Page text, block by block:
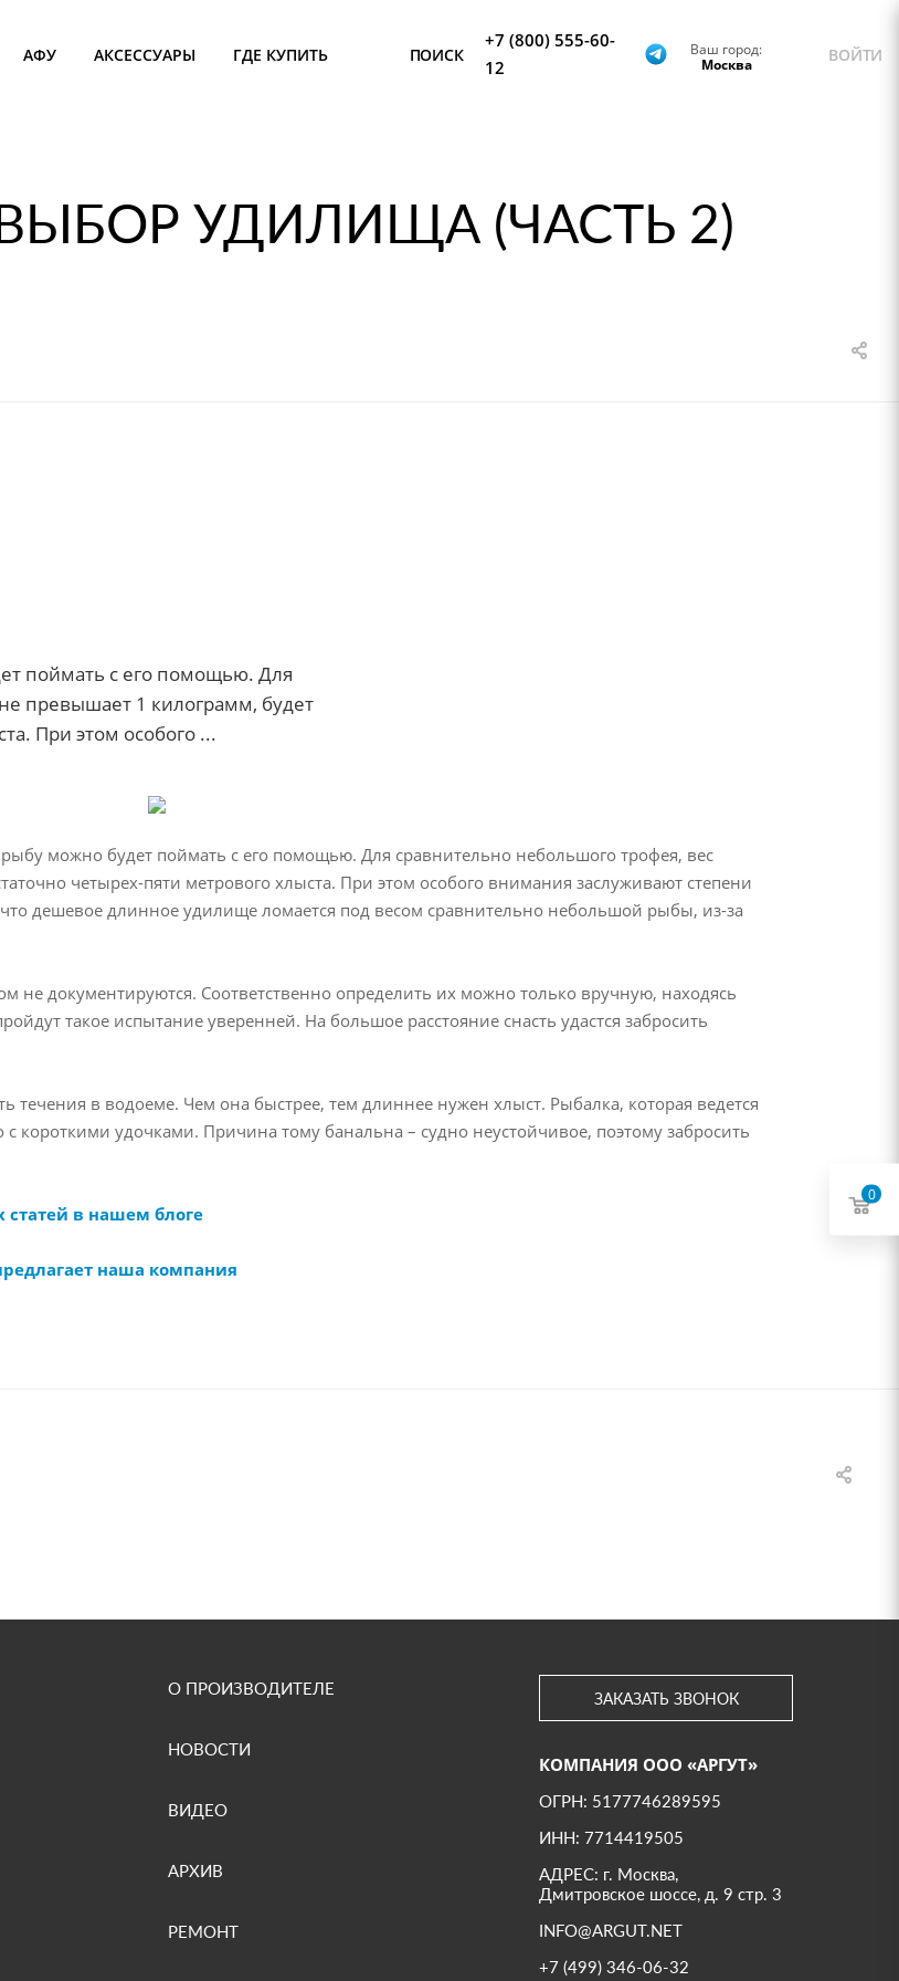
АФУ АКСЕССУАРЫ ГДЕ КУПИТЬ ПОИСК
+7 (800) 555-60-
12
Ваш город:
Москва
ВОЙТИ
УДИЛИЩА (ЧАСТЬ 2)
поймать с его помощью. Для
превышает 1 килограмм, будет
При этом особого ...
можно будет поймать с его помощью. Для сравнительно небольшого трофея, вес
четырех-пяти метрового хлыста. При этом особого внимания заслуживают степени
что дешевое длинное удилище ломается под весом сравнительно небольшой рыбы, из-за
не документируются. Соответственно определить их можно только вручную, находясь
такое испытание уверенней. На большое расстояние снасть удастся забросить
течения в водоеме. Чем она быстрее, тем длиннее нужен хлыст. Рыбалка, которая ведется
короткими удочками. Причина тому банальна – судно неустойчивое, поэтому забросить
статей в нашем блоге
наша компания
О ПРОИЗВОДИТЕЛЕ
НОВОСТИ
ВИДЕО
АРХИВ
РЕМОНТ
ЗАКАЗАТЬ ЗВОНОК
КОМПАНИЯ ООО «АРГУТ»
ОГРН: 5177746289595
ИНН: 7714419505
АДРЕС: г. Москва,
Дмитровское шоссе, д. 9 стр. 3
INFO@ARGUT.NET
+7 (499) 346-06-32
0